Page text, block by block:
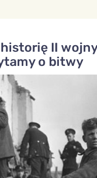
II wojny
o bitwy